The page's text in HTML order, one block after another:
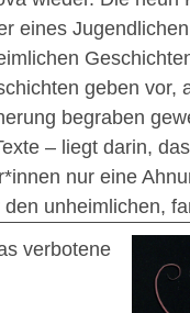
eines
geben vor,
begraben
– liegt darin,
nur eine
unheimlichen,
verbotene